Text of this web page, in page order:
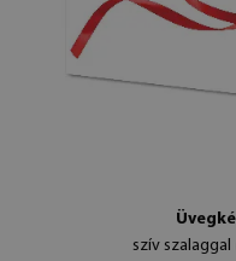
szív szalaggal